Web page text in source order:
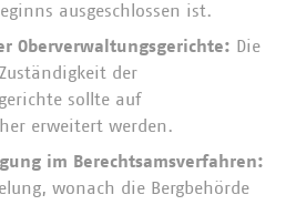
ausgeschlossen ist.
Oberverwaltungsgerichte: Die
der
sollte auf
erweitert werden.
im Berechtsamsverfahren:
wonach die Bergbehörde